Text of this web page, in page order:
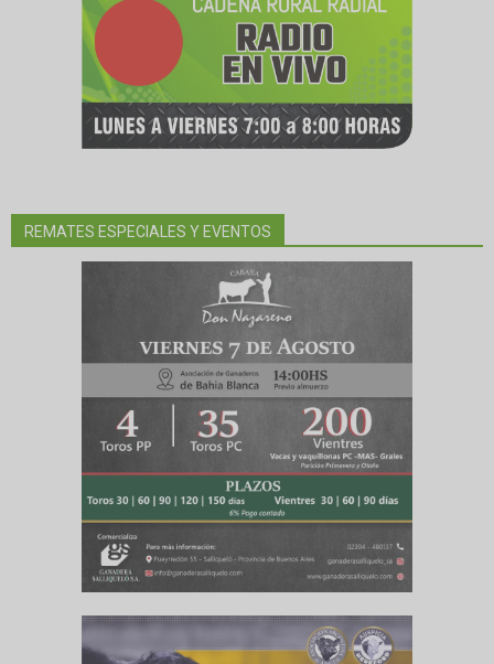
REMATES ESPECIALES Y EVENTOS